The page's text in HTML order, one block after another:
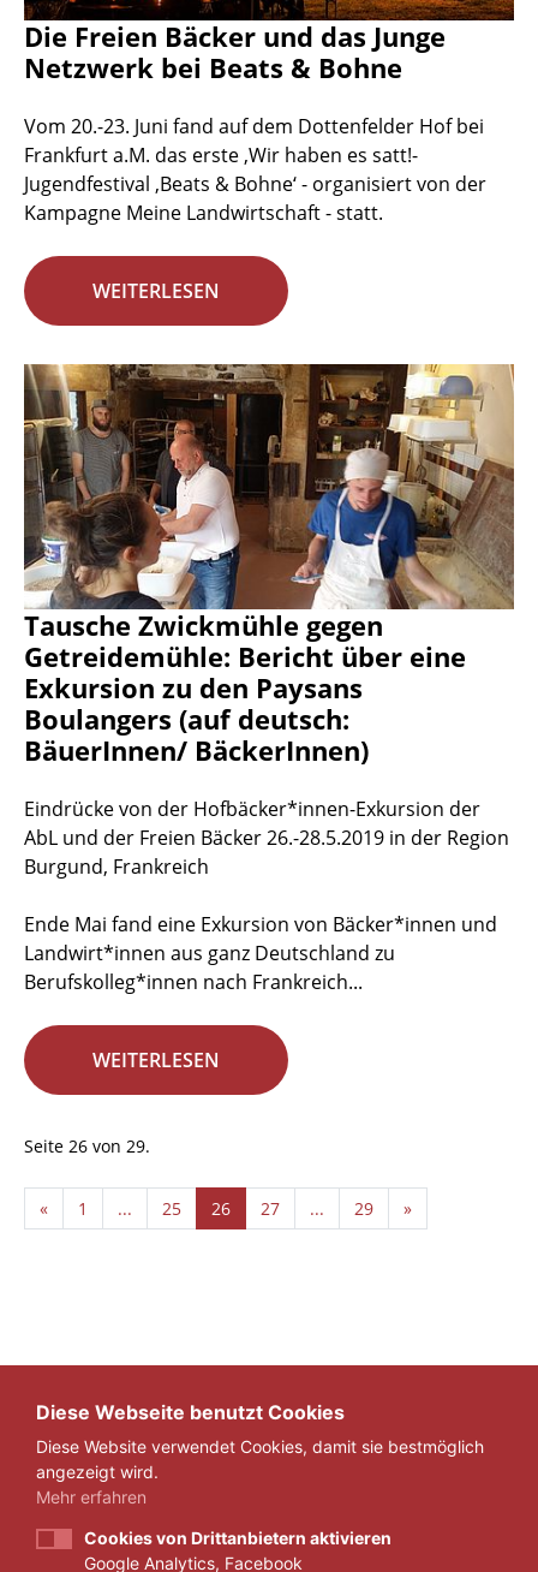
Die Freien Bäcker und das Junge
Netzwerk bei Beats & Bohne
Vom 20.-23. Juni fand auf dem Dottenfelder Hof bei
Frankfurt a.M. das erste ‚Wir haben es satt!-
Jugendfestival ‚Beats & Bohne‘ - organisiert von der
Kampagne Meine Landwirtschaft - statt.
WEITERLESEN
Tausche Zwickmühle gegen
Getreidemühle: Bericht über eine
Exkursion zu den Paysans
Boulangers (auf deutsch:
BäuerInnen/ BäckerInnen)
Eindrücke von der Hofbäcker*innen-Exkursion der
AbL und der Freien Bäcker 26.-28.5.2019 in der Region
Burgund, Frankreich
Ende Mai fand eine Exkursion von Bäcker*innen und
Landwirt*innen aus ganz Deutschland zu
Berufskolleg*innen nach Frankreich...
WEITERLESEN
Seite 26 von 29.
« 1 ... 25 26 27 ... 29 »
Diese Webseite benutzt Cookies
Diese Website verwendet Cookies, damit sie bestmöglich
angezeigt wird.
Mehr erfahren
Cookies von Drittanbietern aktivieren
Google Analytics, Facebook